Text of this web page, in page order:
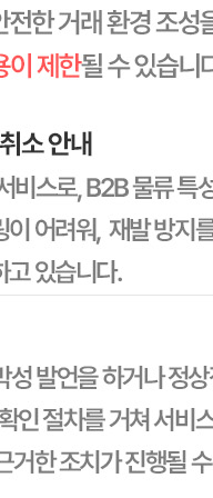
시
신고를 필함